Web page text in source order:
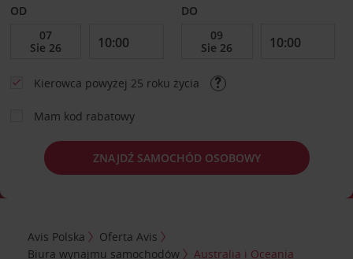
OD DO
Kierowca powyżej 25 roku życia
Mam kod rabatowy
ZNAJDŹ SAMOCHÓD OSOBOWY
Avis Polska
Oferta Avis
Biura wynajmu samochodów
Australia i Oceania